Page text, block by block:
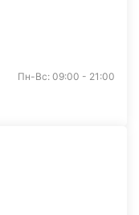
Пн-Вс: 09:00 - 21:00